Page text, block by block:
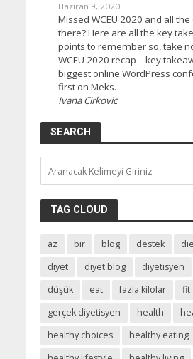
Haziran 9, 2020
Missed WCEU 2020 and all
there? Here are all the key
points to remember so, take
WCEU 2020 recap – key
biggest online WordPress
first on Meks.
Ivana Cirkovic
SEARCH
TAG CLOUD
az bir blog destek
diyet
diyet blog diyetisyen
düşük
eat fazla kilolar
fit
gerçek diyetisyen
health
healthy choices
healthy eating